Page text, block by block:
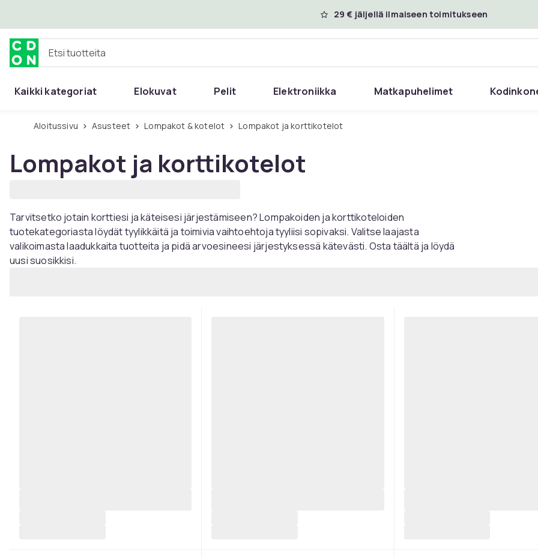
29 € jäljellä ilmaiseen toimitukseen
Etsi tuotteita
Kaikki kategoriat Elokuvat Pelit Elektroniikka Matkapuhelimet
Aloitussivu Asusteet Lompakot & kotelot Lompakot ja korttikotelot
Lompakot ja korttikotelot
Tarvitsetko jotain korttiesi ja käteisesi järjestämiseen? Lompakoiden ja korttikoteloiden
tuotekategoriasta löydät tyylikkäitä ja toimivia vaihtoehtoja tyyliisi sopivaksi. Valitse laajasta
valikoimasta laadukkaita tuotteita ja pidä arvoesineesi järjestyksessä kätevästi. Osta täältä ja löydä
uusi suosikkisi.